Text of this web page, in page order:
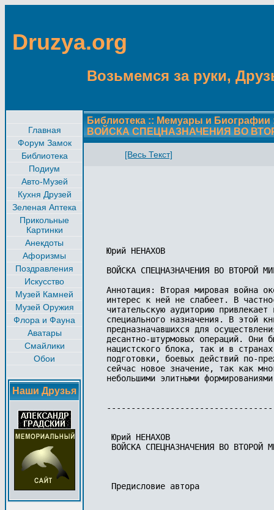
Druzya.org
Возьмемся за руки,
Главная
Форум Замок
Библиотека
Подиум
Авто-Музей
Кухня Друзей
Зеленая Аптека
Прикольные
Картинки
Анекдоты
Афоризмы
Поздравления
Искусство
Музей Камней
Музей Оружия
Флора и Фауна
Аватары
Смайлики
Обои
Наши Друзья
Библиотека :: Мемуары и Биографии
ВОЙСКА СПЕЦНАЗНАЧЕНИЯ ВО
[Весь Текст]
Юрий НЕНАХОВ
ВОЙСКА СПЕЦНАЗНАЧЕНИЯ ВО ВТОРОЙ
Аннотация: Вторая мировая война
интерес к ней не слабеет. В
читательскую аудиторию
специального назначения. В этой
предназначавшихся для
десантно-штурмовых операций.
нацистского блока, так и в
подготовки, боевых действий по-
сейчас новое значение, так как
небольшими элитными
Юрий НЕНАХОВ
ВОЙСКА СПЕЦНАЗНАЧЕНИЯ ВО ВТОРОЙ
Предисловие автора